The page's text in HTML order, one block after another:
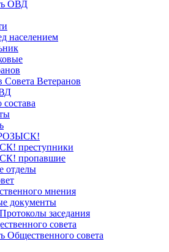
ОВД
населением
Совета Ветеранов
преступники
пропавшие
отделы
мнения
документы
заседания
совета
Общественного совета